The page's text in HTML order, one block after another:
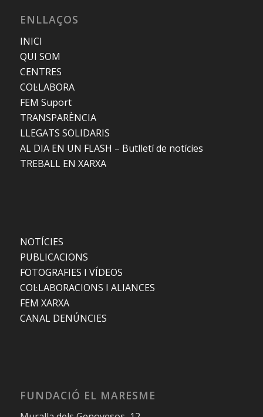
ENLLAÇOS
INICI
QUI SOM
CENTRES
COL·LABORA
FEM Suport
TRANSPARÈNCIA
LLEGATS SOLIDARIS
AL DIA EN UN FLASH – Butlletí de notícies
TREBALL EN XARXA
NOTÍCIES
PUBLICACIONS
FOTOGRAFIES I VÍDEOS
COL·LABORACIONS I ALIANCES
FEM XARXA
CANAL DENÚNCIES
FUNDACIÓ EL MARESME